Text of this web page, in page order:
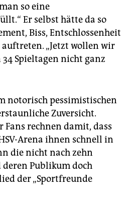
so eine
Er selbst hätte da so
Biss, Entschlossenheit
„Jetzt wollen wir
Spieltagen nicht ganz
notorisch pessimistischen
Zuversicht.
rechnen damit, dass
Arena ihnen schnell in
die nicht nach zehn
Publikum doch
der „Sportfreunde